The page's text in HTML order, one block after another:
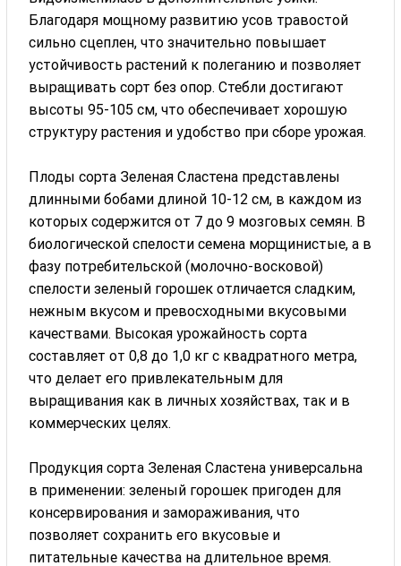
Благодаря мощному развитию усов травостой
сильно сцеплен, что значительно повышает
устойчивость растений к полеганию и позволяет
выращивать сорт без опор. Стебли достигают
высоты 95-105 см, что обеспечивает хорошую
структуру растения и удобство при сборе урожая.
Плоды сорта Зеленая Сластена представлены
длинными бобами длиной 10-12 см, в каждом из
которых содержится от 7 до 9 мозговых семян. В
биологической спелости семена морщинистые, а в
фазу потребительской (молочно-восковой)
спелости зеленый горошек отличается сладким,
нежным вкусом и превосходными вкусовыми
качествами. Высокая урожайность сорта
составляет от 0,8 до 1,0 кг с квадратного метра,
что делает его привлекательным для
выращивания как в личных хозяйствах, так и в
коммерческих целях.
Продукция сорта Зеленая Сластена универсальна
в применении: зеленый горошек пригоден для
консервирования и замораживания, что
позволяет сохранить его вкусовые и
питательные качества на длительное время.